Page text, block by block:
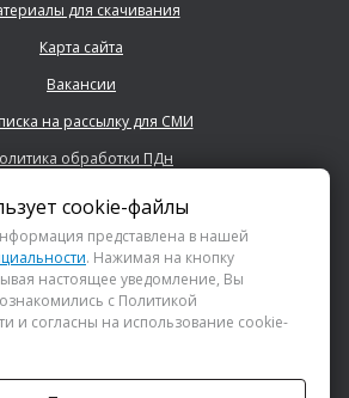
для скачивания
Карта сайта
Вакансии
на рассылку для СМИ
обработки ПДн
(843) 222 0700
cookie-файлы
представлена в нашей
. Нажимая на кнопку
настоящее уведомление, Вы
с Политикой
и согласны на использование cookie-